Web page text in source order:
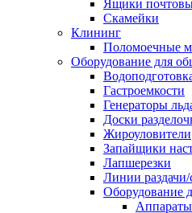
Ящики
Скамейки
Клининг
Поломоечные
Оборудование для
Гастроемкости
Генераторы
Доски
Жироуловители
Запайщики
Лапшерезки
Линии
Оборудование